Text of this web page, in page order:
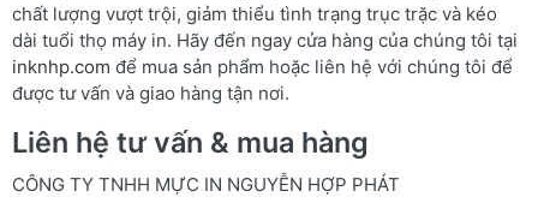
chất lượng vượt trội, giảm thiểu tình trạng trục trặc và kéo
dài tuổi thọ máy in. Hãy đến ngay cửa hàng của chúng tôi tại
inknhp.com để mua sản phẩm hoặc liên hệ với chúng tôi để
được tư vấn và giao hàng tận nơi.
Liên hệ tư vấn & mua hàng
CÔNG TY TNHH MỰC IN NGUYỄN HỢP PHÁT